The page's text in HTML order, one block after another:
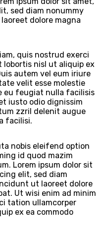
sed diam nonummy
dolore magna
quis nostrud exerci
nisl ut aliquip ex
autem vel eum iriure
velit esse molestie
eu feugiat nulla facilisis
iusto odio dignissim
zzril delenit augue
facilisi.
nobis eleifend option
id quod mazim
Lorem ipsum dolor sit
elit, sed diam
ut laoreet dolore
Ut wisi enim ad minim
tation ullamcorper
ex ea commodo